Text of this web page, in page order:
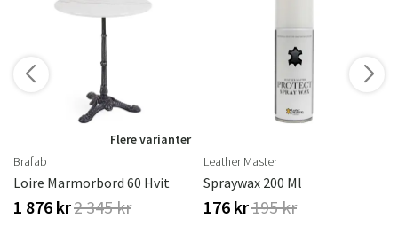
Flere varianter
Brafab
Loire Marmorbord 60 Hvit
1 876 kr2 345 kr
Leather Master
Spraywax 200 Ml
176 kr195 kr